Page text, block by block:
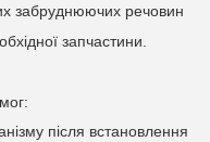
забруднюючих речовин
запчастини.
після встановлення